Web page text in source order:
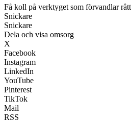
Få koll på verktyget som förvandlar
Snickare
Snickare
Dela och visa omsorg
X
Facebook
Instagram
LinkedIn
YouTube
Pinterest
TikTok
Mail
RSS